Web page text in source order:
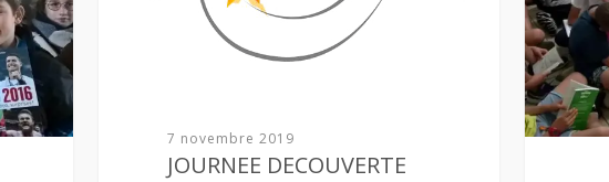
7 novembre 2019
JOURNEE DECOUVERTE